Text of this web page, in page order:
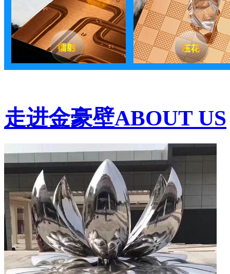
走进金豪壁ABOUT US